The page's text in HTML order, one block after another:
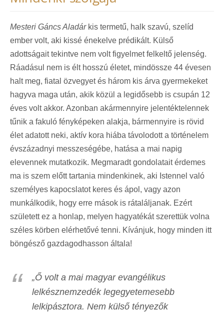
Mesteri Gáncs Aladárkis termetű, halk szavú, szelíd
ember volt, aki kissé énekelve prédikált. Külső
adottságait tekintve nem volt figyelmet felkeltő jelenség.
Ráadásul nem is élt hosszú életet, mindössze 44 évesen
halt meg, fiatal özvegyet és három kis árva gyermekeket
hagyva maga után, akik közül a legidősebb is csupán 12
éves volt akkor. Azonban akármennyire jelentéktelennek
tűnik a fakuló fényképeken alakja, bármennyire is rövid
élet adatott neki, aktív kora hiába távolodott a történelem
évszázadnyi messzeségébe, hatása a mai napig
elevennek mutatkozik. Megmaradt gondolatait érdemes
ma is szem előtt tartania mindenkinek, aki Istennel való
személyes kapocslatot keres és ápol, vagy azon
munkálkodik, hogy erre mások is rátaláljanak. Ezért
született ez a honlap, melyen hagyatékát szerettük volna
széles körben elérhetővé tenni. Kívánjuk, hogy minden itt
böngésző gazdagodhasson általa!
„Ő volt a mai magyar evangélikus
lelkésznemzedék legegyetemesebb
lelkipásztora. Nem külső tényezők